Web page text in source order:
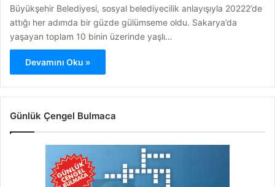
Büyükşehir Belediyesi, sosyal belediyecilik anlayışıyla 20222’de
attığı her adımda bir güzde gülümseme oldu. Sakarya’da
yaşayan toplam 10 binin üzerinde yaşlı…
Devamını Oku »
Günlük Çengel Bulmaca